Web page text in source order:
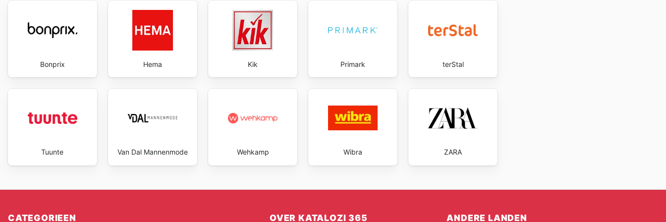
Bonprix Hema Kik Primark terStal
Tuunte Van Dal Mannenmode Wehkamp Wibra ZARA
CATEGORIEEN OVER KATALOZI 365 ANDERE LANDEN